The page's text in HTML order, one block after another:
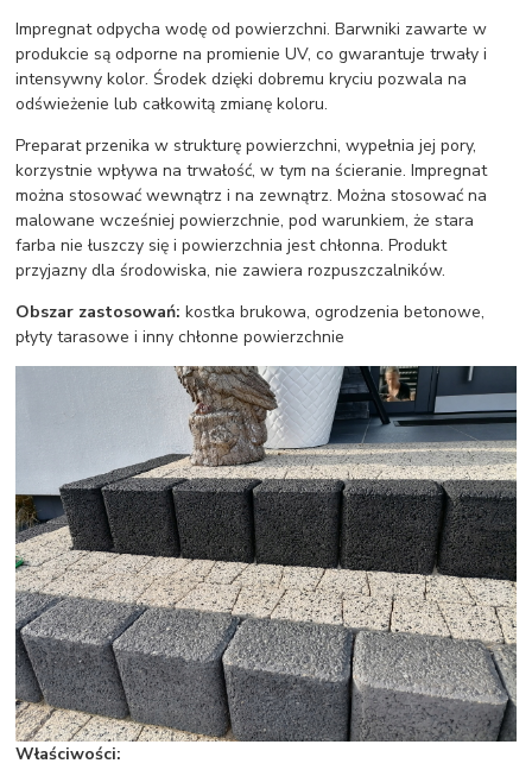
Impregnat odpycha wodę od powierzchni. Barwniki zawarte w
produkcie są odporne na promienie UV, co gwarantuje trwały i
intensywny kolor. Środek dzięki dobremu kryciu pozwala na
odświeżenie lub całkowitą zmianę koloru.
Preparat przenika w strukturę powierzchni, wypełnia jej pory,
korzystnie wpływa na trwałość, w tym na ścieranie. Impregnat
można stosować wewnątrz i na zewnątrz. Można stosować na
malowane wcześniej powierzchnie, pod warunkiem, że stara
farba nie łuszczy się i powierzchnia jest chłonna. Produkt
przyjazny dla środowiska, nie zawiera rozpuszczalników.
Obszar zastosowań: kostka brukowa, ogrodzenia betonowe,
płyty tarasowe i inny chłonne powierzchnie
Właściwości: